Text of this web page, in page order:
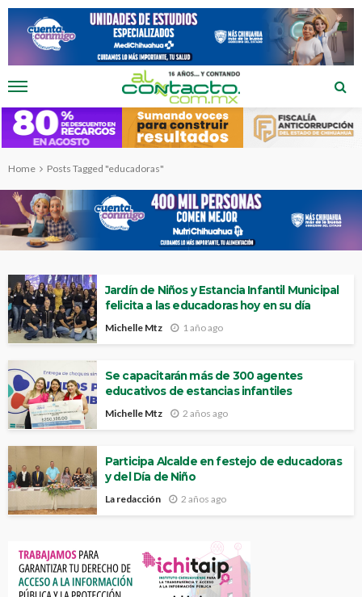
Home Posts Tagged "educadoras"
Jardín de Niños y Estancia Infantil Municipal
felicita a las educadoras hoy en su día
Michelle Mtz 1 año ago
Se capacitarán más de 300 agentes
educativos de estancias infantiles
Michelle Mtz 2 años ago
Participa Alcalde en festejo de educadoras
y del Día de Niño
La redacción 2 años ago